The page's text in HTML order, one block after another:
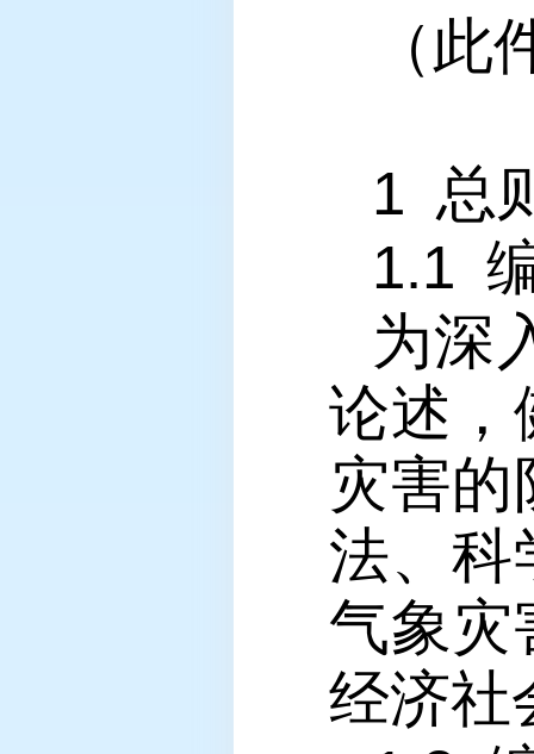
（
1 总
1.1
为深
论述，
灾害
法、科
气象灾
经济社